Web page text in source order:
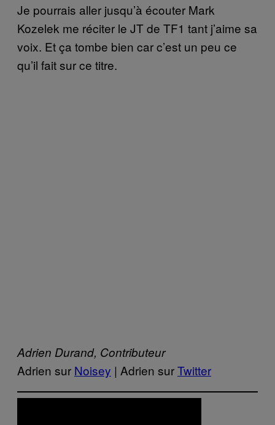
Je pourrais aller jusqu’à écouter Mark
Kozelek me réciter le JT de TF1 tant j’aime sa
voix. Et ça tombe bien car c’est un peu ce
qu’il fait sur ce titre.
Adrien Durand, Contributeur
Adrien sur Noisey | Adrien surTwitter